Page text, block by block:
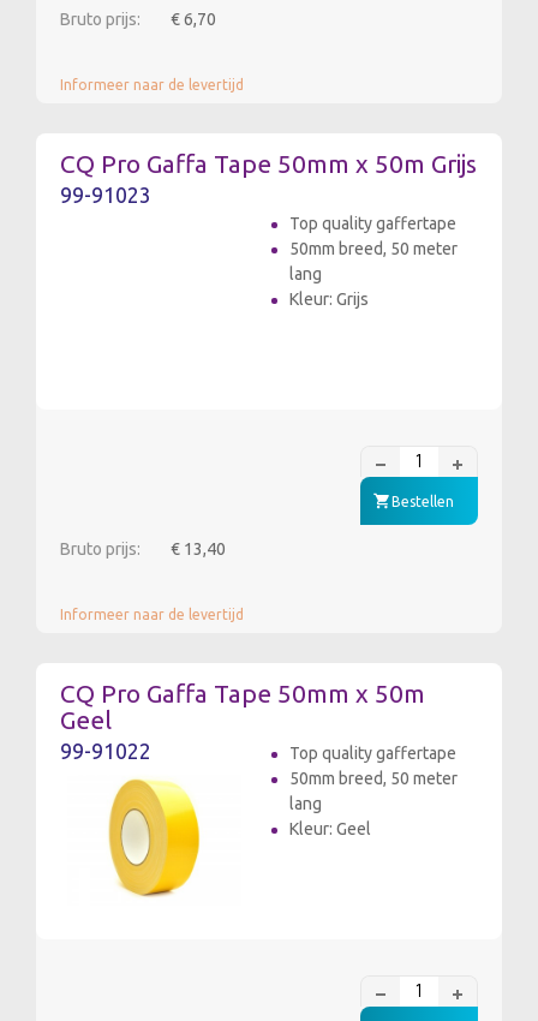
Bruto prijs: € 6,70
Informeer naar de levertijd
CQ Pro Gaffa Tape 50mm x 50m Grijs
99-91023
Top quality gaffertape
50mm breed, 50 meter
lang
Kleur: Grijs
Bestellen
Bruto prijs: € 13,40
Informeer naar de levertijd
CQ Pro Gaffa Tape 50mm x 50m
Geel
99-91022
Top quality gaffertape
50mm breed, 50 meter
lang
Kleur: Geel